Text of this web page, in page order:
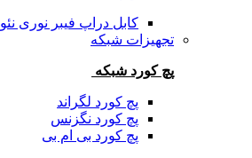
کابل دراپ فیبر نوری نئو
تجهیزات شبکه
پچ کورد شبکه
پچ کورد لگراند
پچ کورد نگزنس
پچ کورد بی ام بی